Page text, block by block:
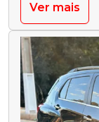
Ver mais